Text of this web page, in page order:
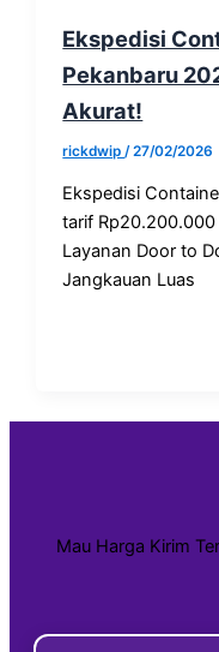
Ekspedisi
Pekanbaru
Akurat!
rickdwip/27/02/2026
Ekspedisi
tarif
Layanan Door to
Jangkauan Luas
Mau Harga Kirim